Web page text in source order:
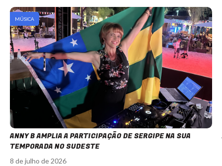
MÚSICA
ANNY B AMPLIA A PARTICIPAÇÃO DE SERGIPE NA SUA
TEMPORADA NO SUDESTE
8 de julho de 2026